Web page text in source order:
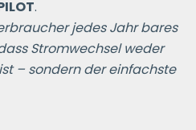
.
jedes Jahr bares
Stromwechsel weder
– sondern der einfachste